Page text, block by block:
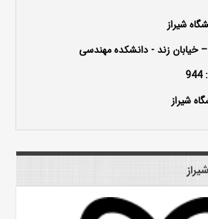
شیراز
خیابان زند - دانشکده مهندسی
شیراز